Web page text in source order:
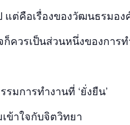
แต่คือเรื่องของวัฒนธรมอง
ควรเป็นส่วนหนึ่งของการท
มการทำงานที่ ‘ยั่งยืน’
ข้าใจกับจิตวิทยา